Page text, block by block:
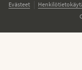
Evästeet